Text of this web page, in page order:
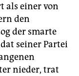
als einer von
den
der smarte
seiner Partei
nieder, trat